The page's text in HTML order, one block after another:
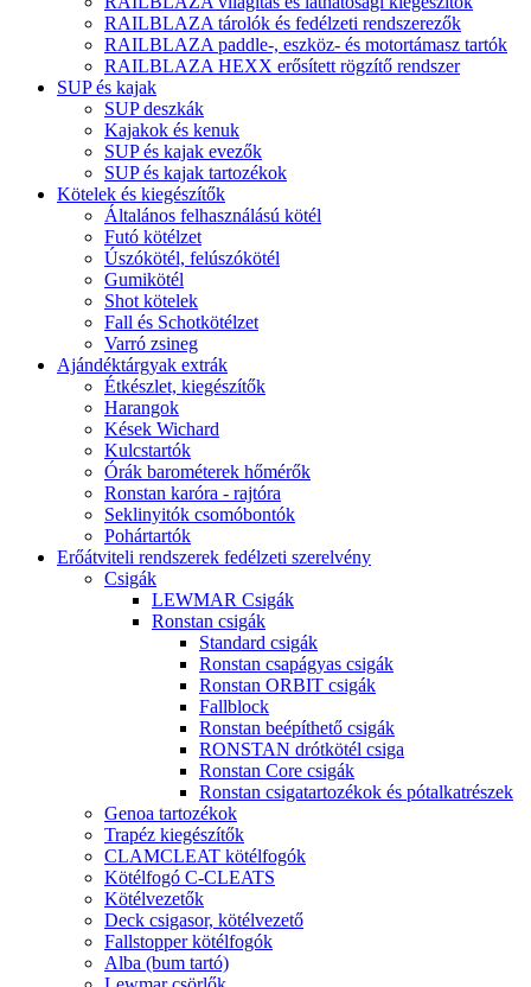
RAILBLAZA tárolók és fedélzeti rendszerezők
RAILBLAZA paddle-, eszköz- és motortámasz tartók
RAILBLAZA HEXX erősített rögzítő rendszer
SUP és kajak
SUP deszkák
Kajakok és kenuk
SUP és kajak evezők
SUP és kajak tartozékok
Kötelek és kiegészítők
Általános felhasználású kötél
Futó kötélzet
Úszókötél, felúszókötél
Gumikötél
Shot kötelek
Fall és Schotkötélzet
Varró zsineg
Ajándéktárgyak extrák
Étkészlet, kiegészítők
Harangok
Kések Wichard
Kulcstartók
Órák barométerek hőmérők
Ronstan karóra - rajtóra
Seklinyitók csomóbontók
Pohártartók
Erőátviteli rendszerek fedélzeti szerelvény
Csigák
LEWMAR Csigák
Ronstan csigák
Standard csigák
Ronstan csapágyas csigák
Ronstan ORBIT csigák
Fallblock
Ronstan beépíthető csigák
RONSTAN drótkötél csiga
Ronstan Core csigák
Ronstan csigatartozékok és pótalkatrészek
Genoa tartozékok
Trapéz kiegészítők
CLAMCLEAT kötélfogók
Kötélfogó C-CLEATS
Kötélvezetők
Deck csigasor, kötélvezető
Fallstopper kötélfogók
Alba (bum tartó)